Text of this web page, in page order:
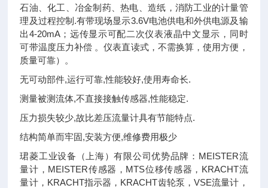
石油、化工、冶金制药、热电、造纸，消防工业的计量管
理及过程控制.有带现场显示3.6V电池供电和外供电源及输
出4-20mA；远传显示可配二次仪表液晶中文显示，同时
可带温度压力补偿 。仪表直读式，不需换算，使用方便，
质量可靠）。
无可动部件,运行可靠,性能较好,使用寿命长.
测量被测流体,不直接接触传感器,性能稳定.
压力损失较少,故比差压流量计具有节能特点.
结构简单而牢固,安装方便,维修费用极少
珺菱工业设备（上海）有限公司优势品牌：MEISTER流
量计，MEISTER传感器，MTS位移传感器，KRACHT流
量计，KRACHT指示器，KRACHT齿轮泵，VSE流量计，